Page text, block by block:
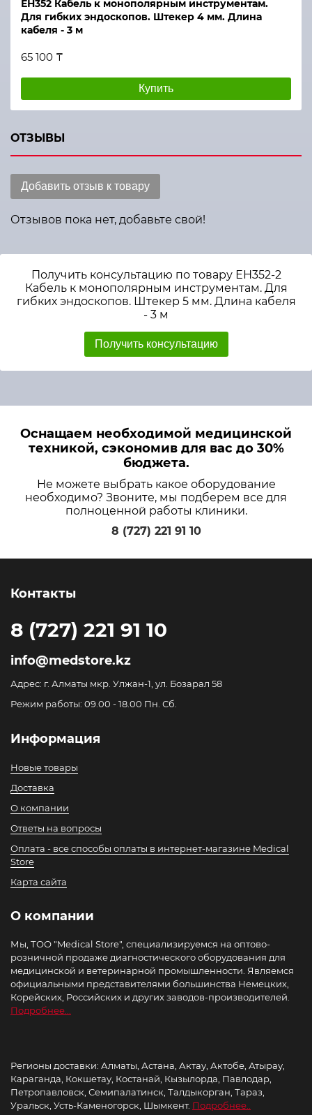
ЕН352 Кабель к монополярным инструментам.
Для гибких эндоскопов. Штекер 4 мм. Длина
кабеля - 3 м
65 100 ₸
Купить
ОТЗЫВЫ
Добавить отзыв к товару
Отзывов пока нет, добавьте свой!
Получить консультацию по товару ЕН352-2
Кабель к монополярным инструментам. Для
гибких эндоскопов. Штекер 5 мм. Длина кабеля
- 3 м
Получить консультацию
Оснащаем необходимой медицинской
техникой, сэкономив для вас до 30%
бюджета.
Не можете выбрать какое оборудование
необходимо? Звоните, мы подберем все для
полноценной работы клиники.
8 (727) 221 91 10
Контакты
8 (727) 221 91 10
info@medstore.kz
Адрес: г. Алматы мкр. Улжан-1, ул. Бозарал 58
Режим работы: 09.00 - 18.00 Пн. Сб.
Информация
Новые товары
Доставка
О компании
Ответы на вопросы
Оплата - все способы оплаты в интернет-магазине Medical
Store
Карта сайта
О компании
Мы, ТОО "Medical Store", специализируемся на оптово-
розничной продаже диагностического оборудования для
медицинской и ветеринарной промышленности. Являемся
официальными представителями большинства Немецких,
Корейских, Российских и других заводов-производителей.
Подробнее...
Регионы доставки: Алматы, Астана, Актау, Актобе, Атырау,
Караганда, Кокшетау, Костанай, Кызылорда, Павлодар,
Петропавловск, Семипалатинск, Талдыкорган, Тараз,
Уральск, Усть-Каменогорск, Шымкент. Подробнее..